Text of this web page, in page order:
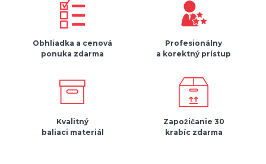
Obhliadka a cenová
ponuka zdarma
Profesionálny
a korektný prístup
Kvalitný
baliaci materiál
Zapožičanie 30
krabíc zdarma